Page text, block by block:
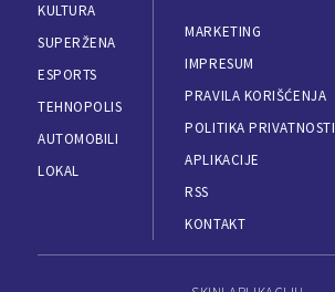
KULTURA
SUPERŽENA
ESPORTS
TEHNOPOLIS
AUTOMOBILI
LOKAL
MARKETING
IMPRESUM
PRAVILA KORIŠĆENJA
POLITIKA PRIVATNOSTI
APLIKACIJE
RSS
KONTAKT